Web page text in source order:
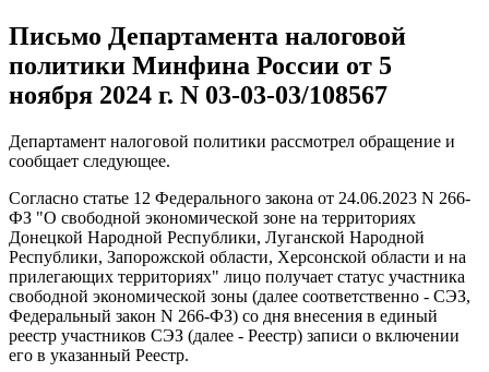
Письмо Департамента налоговой
политики Минфина России от 5
ноября 2024 г. N 03-03-03/108567
Департамент налоговой политики рассмотрел обращение и
сообщает следующее.
Согласно статье 12 Федерального закона от 24.06.2023 N 266-
ФЗ "О свободной экономической зоне на территориях
Донецкой Народной Республики, Луганской Народной
Республики, Запорожской области, Херсонской области и на
прилегающих территориях" лицо получает статус участника
свободной экономической зоны (далее соответственно - СЭЗ,
Федеральный закон N 266-ФЗ) со дня внесения в единый
реестр участников СЭЗ (далее - Реестр) записи о включении
его в указанный Реестр.